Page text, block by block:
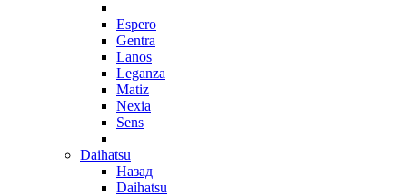
Espero
Gentra
Lanos
Leganza
Matiz
Nexia
Sens
Daihatsu
Назад
Daihatsu